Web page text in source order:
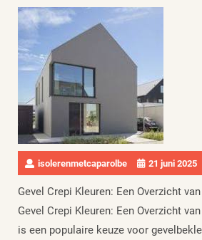
isolerenmetcaparolbe 21 juni 2025
Gevel Crepi Kleuren: Een Overzicht
Gevel Crepi Kleuren: Een Overzicht
is een populaire keuze voor